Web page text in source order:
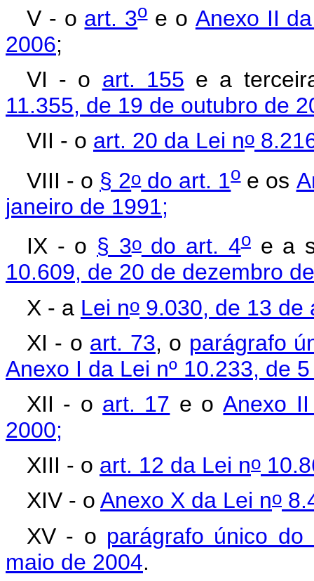
V - o art. 3oe o Anexo II
2006;
VI - o art. 155 e a
11.355, de 19 de outubro de
VII - o art. 20 da Lei no
VIII - o § 2odo art. 1oe os
janeiro de 1991;
IX - o § 3odo art. 4oe a
10.609, de 20 de dezembro
X - a Lei no 9.030, de 13 de
XI - o art. 73, o parágrafo
Anexo I da Lei nº 10.233, de
XII - o art. 17 e oAnexo
2000;
XIII - o art. 12 da Lei no
XIV - o Anexo X da Lei no
XV - o parágrafo único
maio de 2004.